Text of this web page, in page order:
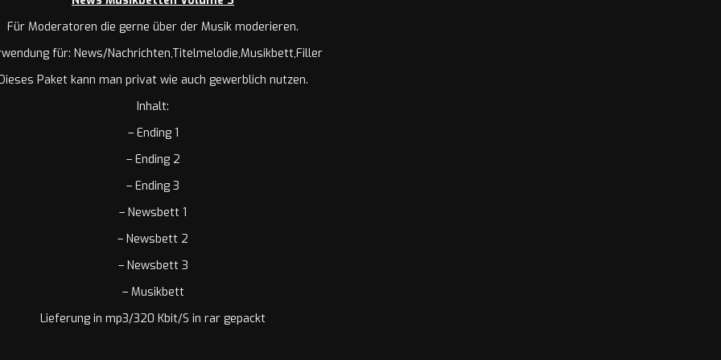
Für Moderatoren die gerne über der Musik moderieren.
für: News/Nachrichten,Titelmelodie,Musikbett,Filler
Paket kann man privat wie auch gewerblich nutzen.
Inhalt:
– Ending 1
– Ending 2
– Ending 3
– Newsbett 1
– Newsbett 2
– Newsbett 3
– Musikbett
Lieferung in mp3/320 Kbit/S in rar gepackt